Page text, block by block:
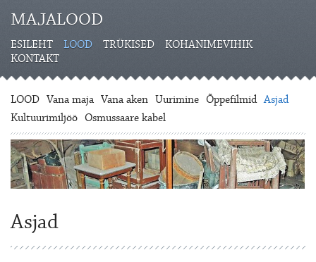
MAJALOOD
ESILEHT LOOD TRÜKISED
KOHANIMEVIHIK
KONTAKT
LOOD Vana maja Vana aken Uurimine Õppefilmid Asjad
Kultuurimiljöö Osmussaare kabel
Asjad